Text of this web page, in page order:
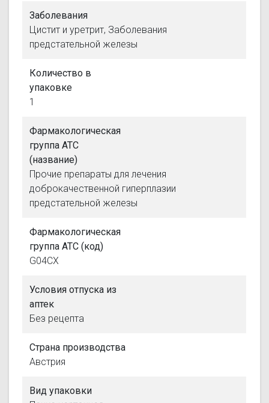
Заболевания
Цистит и уретрит, Заболевания
предстательной железы
Количество в
упаковке
1
Фармакологическая
группа АТС
(название)
Прочие препараты для лечения
доброкачественной гиперплазии
предстательной железы
Фармакологическая
группа АТС (код)
G04CX
Условия отпуска из
аптек
Без рецепта
Страна производства
Австрия
Вид упаковки